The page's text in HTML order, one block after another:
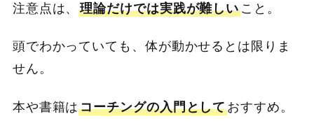
注意点は、理論だけでは実践が難しいこと。
頭でわかっていても、体が動かせるとは限りま
せん。
本や書籍はコーチングの入門としておすすめ。